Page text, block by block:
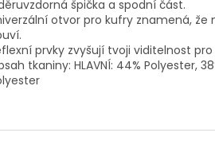
špička a spodní část.
otvor pro kufry znamená, že
prvky zvyšují tvoji viditelnost
tkaniny: HLAVNÍ: 44% Polyester,